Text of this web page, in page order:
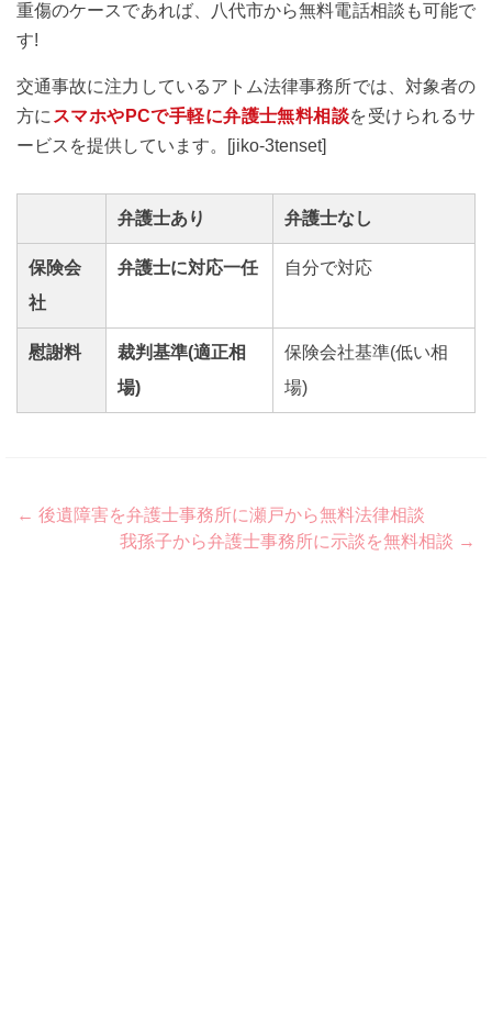
重傷のケースであれば、八代市から無料電話相談も可能で
す!
交通事故に注力しているアトム法律事務所では、対象者の
方に スマホやPCで手軽に弁護士無料相談を受けられるサ
ービスを提供しています。[jiko-3tenset]
弁護士あり 弁護士なし
保険会
社
弁護士に対応一任 自分で対応
慰謝料
裁判基準(適正相
場)
保険会社基準(低い相
場)
Post
navigation
← 後遺障害を弁護士事務所に瀬戸から無料法律相談
我孫子から弁護士事務所に示談を無料相談 →